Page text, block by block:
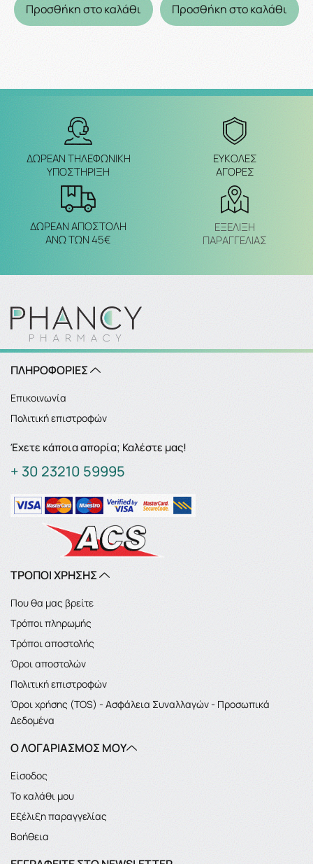
Προσθήκη στο καλάθι Προσθήκη στο καλάθι
ΔΩΡΕΑΝ ΤΗΛΕΦΩΝΙΚΗ
ΥΠΟΣΤΗΡΙΞΗ
ΕΥΚΟΛΕΣ
ΑΓΟΡΕΣ
ΔΩΡΕΑΝ ΑΠΟΣΤΟΛΗ
ΑΝΩ ΤΩΝ 45€
ΕΞΈΛΙΞΗ
ΠΑΡΑΓΓΕΛΙΑΣ
ΠΛΗΡΟΦΟΡΙΕΣ
Επικοινωνία
Πολιτική επιστροφών
Έχετε κάποια απορία; Καλέστε μας!
+ 30 23210 59995
ΤΡΟΠΟΙ ΧΡΗΣΗΣ
Που θα μας βρείτε
Τρόποι πληρωμής
Τρόποι αποστολής
Όροι αποστολών
Πολιτική επιστροφών
Όροι χρήσης (TOS) - Ασφάλεια Συναλλαγών - Προσωπικά
Δεδομένα
Ο ΛΟΓΑΡΙΑΣΜΌΣ ΜΟΥ
Είσοδος
Το καλάθι μου
Εξέλιξη παραγγελίας
Βοήθεια